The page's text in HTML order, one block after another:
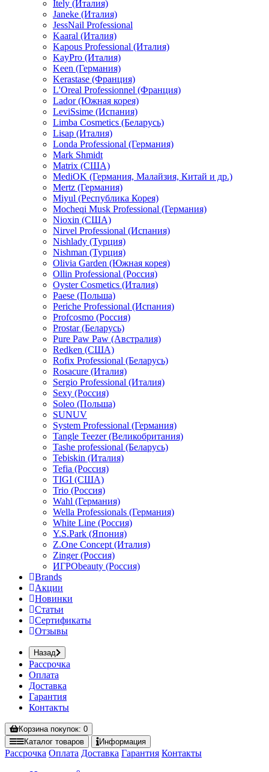
Itely (Италия)
Janeke (Италия)
JessNail Professional
Kaaral (Италия)
Kapous Professional (Италия)
KayPro (Италия)
Keen (Германия)
Kerastase (Франция)
L'Oreal Professionnel (Франция)
Lador (Южная корея)
LeviSsime (Испания)
Limba Cosmetics (Беларусь)
Lisap (Италия)
Londa Professional (Германия)
Mark Shmidt
Matrix (США)
MediOK (Германия, Малайзия, Китай и др.)
Mertz (Германия)
Miyul (Республика Корея)
Mocheqi Musk Professional (Германия)
Nioxin (США)
Nirvel Professional (Испания)
Nishlady (Турция)
Nishman (Турция)
Olivia Garden (Южная корея)
Ollin Professional (Россия)
Oyster Cosmetics (Италия)
Paese (Польша)
Periche Professional (Испания)
Profcosmo (Россия)
Prostar (Беларусь)
Pure Paw Paw (Австралия)
Redken (США)
Rofix Professional (Беларусь)
Rosacure (Италия)
Sergio Professional (Италия)
Sexy (Россия)
Soleo (Польша)
SUNUV
System Professional (Германия)
Tangle Teezer (Великобритания)
Tashe professional (Беларусь)
Tebiskin (Италия)
Tefia (Россия)
TIGI (США)
Trio (Россия)
Wahl (Германия)
Wella Professionals (Германия)
White Line (Россия)
Y.S.Park (Япония)
Z.One Concept (Италия)
Zinger (Россия)
ИГРОbeauty (Россия)
Brands
Акции
Новинки
Статьи
Сертификаты
Отзывы
Назад
Рассрочка
Оплата
Доставка
Гарантия
Контакты
Корзинапокупок: 0
Каталог товаров Информация
Рассрочка Оплата Доставка Гарантия Контакты